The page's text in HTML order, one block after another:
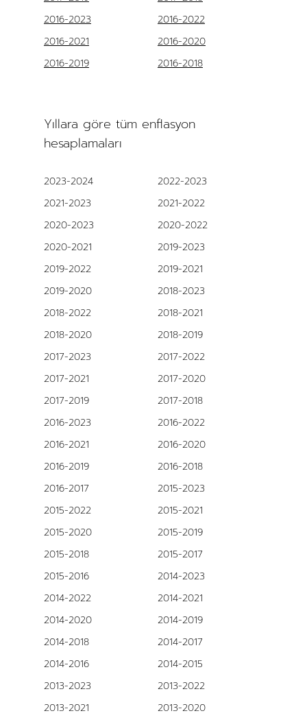
2016-2023
2016-2022
2016-2021
2016-2020
2016-2019
2016-2018
Yıllara göre tüm enflasyon
hesaplamaları
2023-2024
2022-2023
2021-2023
2021-2022
2020-2023
2020-2022
2020-2021
2019-2023
2019-2022
2019-2021
2019-2020
2018-2023
2018-2022
2018-2021
2018-2020
2018-2019
2017-2023
2017-2022
2017-2021
2017-2020
2017-2019
2017-2018
2016-2023
2016-2022
2016-2021
2016-2020
2016-2019
2016-2018
2016-2017
2015-2023
2015-2022
2015-2021
2015-2020
2015-2019
2015-2018
2015-2017
2015-2016
2014-2023
2014-2022
2014-2021
2014-2020
2014-2019
2014-2018
2014-2017
2014-2016
2014-2015
2013-2023
2013-2022
2013-2021
2013-2020